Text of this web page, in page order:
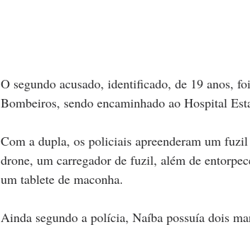
O segundo acusado, identificado, de 19 anos,
Bombeiros, sendo encaminhado ao Hospital
Com a dupla, os policiais apreenderam um
drone, um carregador de fuzil, além de
um tablete de maconha.
Ainda segundo a polícia, Naíba possuía dois